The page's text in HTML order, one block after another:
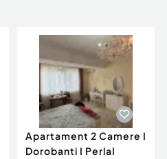
Apartament 2 Camere I
Dorobanti I PerlaI